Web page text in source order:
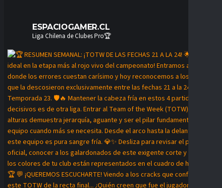
ESPACIOGAMER.CL
Liga Chilena de Clubes Pro🏆